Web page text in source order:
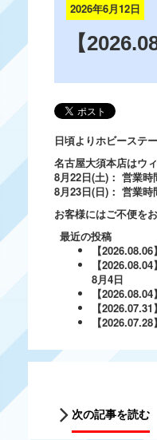
2026年6月12日
【
日頃よりホビーステ
名古屋大須本店はウ
8月22日(土)： 営業時
8月23日(日)： 営業時
お客様にはご不便を
最近の投稿
【
【
8月4日
【
【
【
次の記事を読む